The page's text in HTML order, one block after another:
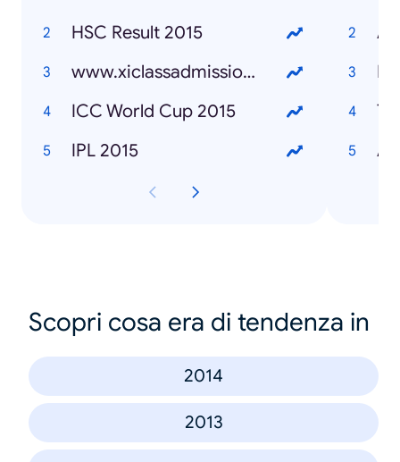
HSC Result 2015
www.xiclassadmission.gov.bd
ICC World Cup 2015
IPL 2015
Scopri cosa era di tendenza in
2014
2013